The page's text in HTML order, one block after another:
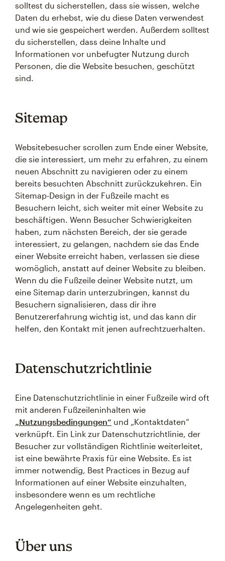
solltest du sicherstellen, dass sie wissen, welche
Daten du erhebst, wie du diese Daten verwendest
und wie sie gespeichert werden. Außerdem solltest
du sicherstellen, dass deine Inhalte und
Informationen vor unbefugter Nutzung durch
Personen, die die Website besuchen, geschützt
sind.
Sitemap
Websitebesucher scrollen zum Ende einer Website,
die sie interessiert, um mehr zu erfahren, zu einem
neuen Abschnitt zu navigieren oder zu einem
bereits besuchten Abschnitt zurückzukehren. Ein
Sitemap-Design in der Fußzeile macht es
Besuchern leicht, sich weiter mit einer Website zu
beschäftigen. Wenn Besucher Schwierigkeiten
haben, zum nächsten Bereich, der sie gerade
interessiert, zu gelangen, nachdem sie das Ende
einer Website erreicht haben, verlassen sie diese
womöglich, anstatt auf deiner Website zu bleiben.
Wenn du die Fußzeile deiner Website nutzt, um
eine Sitemap darin unterzubringen, kannst du
Besuchern signalisieren, dass dir ihre
Benutzererfahrung wichtig ist, und das kann dir
helfen, den Kontakt mit jenen aufrechtzuerhalten.
Datenschutzrichtlinie
Eine Datenschutzrichtlinie in einer Fußzeile wird oft
mit anderen Fußzeileninhalten wie
„Nutzungsbedingungen“ und „Kontaktdaten“
verknüpft. Ein Link zur Datenschutzrichtlinie, der
Besucher zur vollständigen Richtlinie weiterleitet,
ist eine bewährte Praxis für eine Website. Es ist
immer notwendig, Best Practices in Bezug auf
Informationen auf einer Website einzuhalten,
insbesondere wenn es um rechtliche
Angelegenheiten geht.
Über uns